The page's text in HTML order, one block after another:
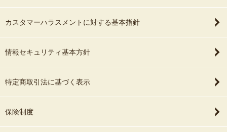
に参加出来、賑やか過ぎて反ってご迷惑に
なってないか心配したくらいです。
ことが出来ました。
たり、不安はありましたが、当日無事にお
会い出来、撮影頂いた写真にも大変満足し
カスタマーハラスメントに対する基本指針
情報セキュリティ基本方針
特定商取引法に基づく表示
保険制度